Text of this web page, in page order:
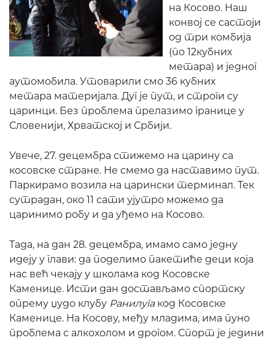
на Косово. Наш
конвој се састоји
од три комбија
(по 12кубних
метара) и једног
аутомобила. Утоварили смо 36 кубних
метара материјала. Дуг је пут, и строги су
царинци. Без проблема прелазимо границе у
Словенији, Хрватској и Србији.
Увече, 27. децембра стижемо на царину са
косовске стране. Не смемо да наставимо пут.
Паркирамо возила на царински терминал. Тек
сутрадан, око 11 сати ујутро можемо да
царинимо робу и да уђемо на Косово.
Тада, на дан 28. децембра, имамо само једну
идеју у глави: да поделимо пакетиће деци која
нас већ чекају у школама код Косовске
Каменице. Исти дан достављамо спортску
опрему џудо клубу Ранилугакод Косовске
Каменице. На Косову, међу младима, има пуно
проблема с алкохолом и дрогом. Спорт је једини